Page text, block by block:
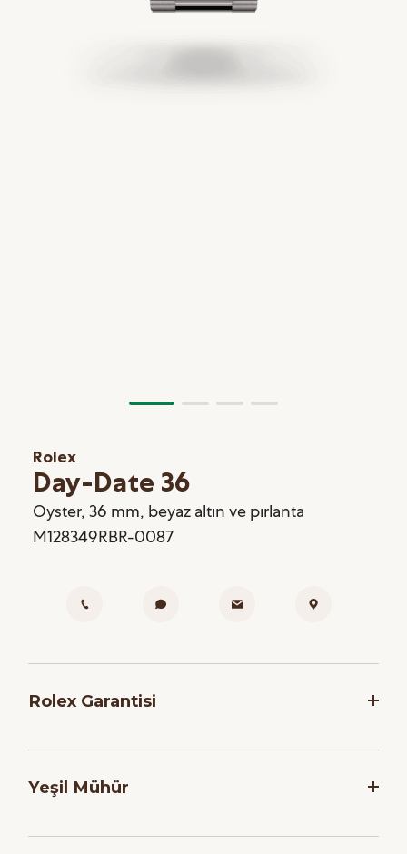
Rolex
Day-Date 36
Oyster, 36 mm, beyaz altın ve pırlanta
M128349RBR-0087
Rolex Garantisi
garanti etmek adına, her saati montaj işlemi
Yetkili Satış Noktalarından satın alınan tüm yeni
Yeşil Mühür